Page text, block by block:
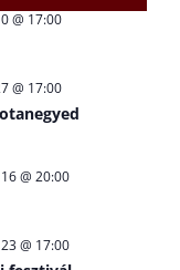
@ 17:00
@ 17:00
@ 20:00
@ 17:00